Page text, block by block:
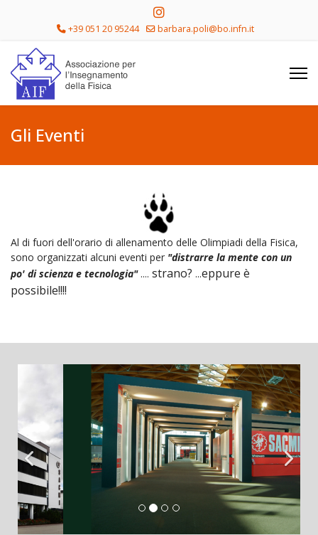
+39 051 20 95244 barbara.poli@bo.infn.it
Gli Eventi
Al di fuori dell'orario di allenamento delle Olimpiadi della Fisica,
sono organizzati alcuni eventi per "distrarre la mente con un
po' di scienza e tecnologia".... strano? ...eppure è
possibile!!!!